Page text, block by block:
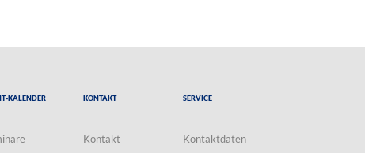
Kalender Kontakt
Kontakt
Service
Kontaktdaten